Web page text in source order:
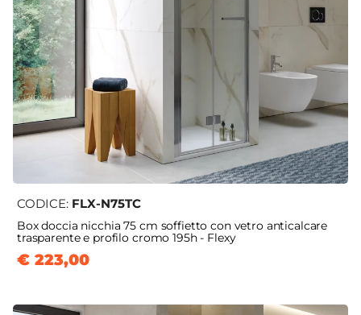
CODICE: FLX-N75TC
Box doccia nicchia 75 cm soffietto con vetro anticalcare
trasparente e profilo cromo 195h - Flexy
€ 223,00